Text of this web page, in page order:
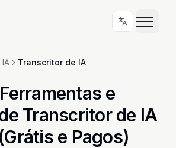
Transcritor de IA
e
Transcritor de IA
e Pagos)